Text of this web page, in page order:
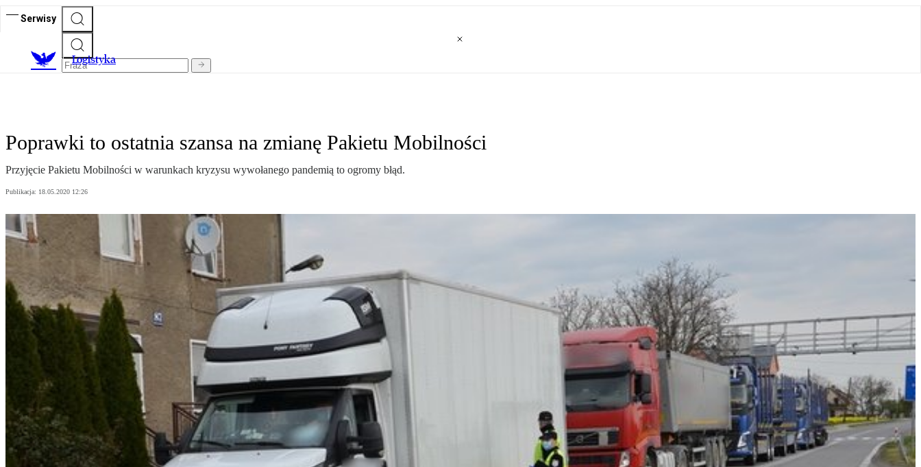
Serwisy
Logistyka
Poprawki to ostatnia szansa na zmianę Pakietu Mobilności
Przyjęcie Pakietu Mobilności w warunkach kryzysu wywołanego pandemią to ogromy błąd.
Publikacja: 18.05.2020 12:26